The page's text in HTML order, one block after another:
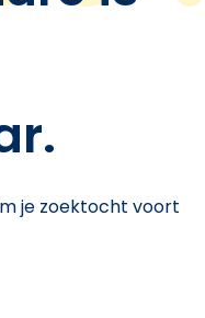
je zoektocht voort